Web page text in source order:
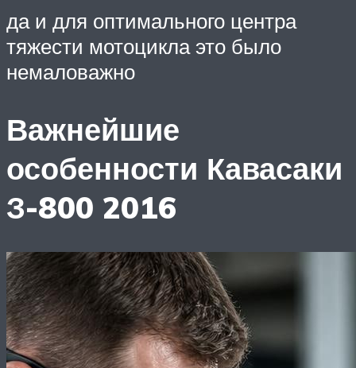
да и для оптимального центра
тяжести мотоцикла это было
немаловажно
Важнейшие
особенности Кавасаки
З-800 2016